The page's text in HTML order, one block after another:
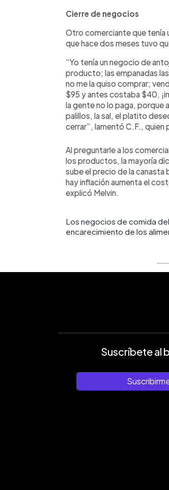
Cierre de negocios
Otro comerciante que tenía
que hace dos meses tuvo
“Yo tenía un negocio de
producto; las empanadas
no me la quiso comprar;
$95 y antes costaba $40,
la gente no lo paga, porque
palillos, la sal, el platito
cerrar”, lamentó C.F., quien
Al preguntarle a los
los productos, la mayoría
sube el precio de la
hay inflación aumenta el
explicó Melvin.
Los negocios de comida
encarecimiento de los
Suscríbete al